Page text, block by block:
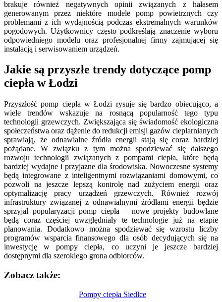
brakuje również negatywnych opinii związanych z hałasem
generowanym przez niektóre modele pomp powietrznych czy
problemami z ich wydajnością podczas ekstremalnych warunków
pogodowych. Użytkownicy często podkreślają znaczenie wyboru
odpowiedniego modelu oraz profesjonalnej firmy zajmującej się
instalacją i serwisowaniem urządzeń.
Jakie są przyszłe trendy dotyczące pomp
ciepła w Łodzi
Przyszłość pomp ciepła w Łodzi rysuje się bardzo obiecująco, a
wiele trendów wskazuje na rosnącą popularność tego typu
technologii grzewczych. Zwiększająca się świadomość ekologiczna
społeczeństwa oraz dążenie do redukcji emisji gazów cieplarnianych
sprawiają, że odnawialne źródła energii stają się coraz bardziej
pożądane. W związku z tym można spodziewać się dalszego
rozwoju technologii związanych z pompami ciepła, które będą
bardziej wydajne i przyjazne dla środowiska. Nowoczesne systemy
będą integrowane z inteligentnymi rozwiązaniami domowymi, co
pozwoli na jeszcze lepszą kontrolę nad zużyciem energii oraz
optymalizację pracy urządzeń grzewczych. Również rozwój
infrastruktury związanej z odnawialnymi źródłami energii będzie
sprzyjał popularyzacji pomp ciepła – nowe projekty budowlane
będą coraz częściej uwzględniały te technologie już na etapie
planowania. Dodatkowo można spodziewać się wzrostu liczby
programów wsparcia finansowego dla osób decydujących się na
inwestycję w pompy ciepła, co uczyni je jeszcze bardziej
dostępnymi dla szerokiego grona odbiorców.
Zobacz także:
Pompy ciepła Siedlce